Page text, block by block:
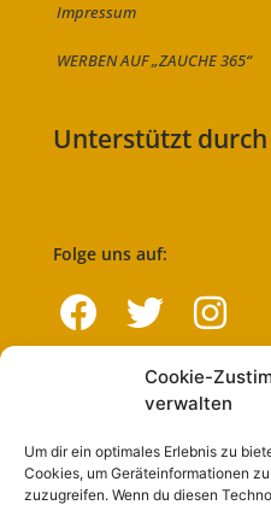
Cookie-
verwalten
Um dir ein optimales Erlebnis zu
Cookies, um Geräteinformationen
zuzugreifen. Wenn du diesen
Impressum
WERBEN AUF „ZAUCHE 365“
Unterstützt durch
Folge uns auf:
Navigation
Start
Nutzungsbedingungen